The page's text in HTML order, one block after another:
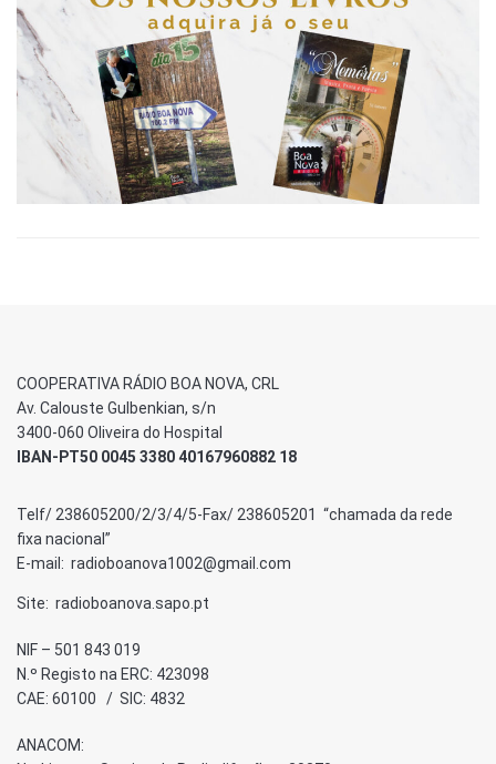
COOPERATIVA RÁDIO BOA NOVA, CRL
Av. Calouste Gulbenkian, s/n
3400-060 Oliveira do Hospital
IBAN-PT50 0045 3380 40167960882 18
Telf/ 238605200/2/3/4/5-Fax/ 238605201 “chamada da rede
fixa nacional”
E-mail: radioboanova1002@gmail.com
Site: radioboanova.sapo.pt
NIF – 501 843 019
N.º Registo na ERC: 423098
CAE: 60100 / SIC: 4832
ANACOM: